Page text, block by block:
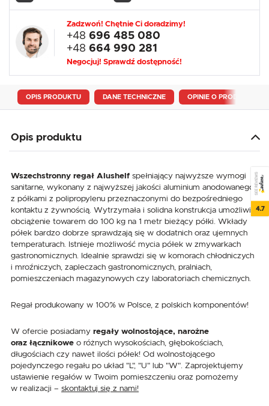
Zadzwoń! Chętnie Ci doradzimy!
+48 696 485 080
+48 664 990 281
Negocjuj! Sprawdź dostępność!
OPIS PRODUKTU DANE TECHNICZNE OPINIE O PRODUKCIE
Opis produktu
Wszechstronny regał Alushelf spełniający najwyższe wymogi
sanitarne, wykonany z najwyższej jakości aluminium anodowanego,
z półkami z polipropylenu przeznaczonymi do bezpośredniego
kontaktu z żywnością. Wytrzymała i solidna konstrukcja umożliwia
obciążenie towarem do 100 kg na 1 metr bieżący półki. Wkłady
półek bardzo dobrze sprawdzają się w dodatnich oraz ujemnych
temperaturach. Istnieje możliwość mycia półek w zmywarkach
gastronomicznych. Idealnie sprawdzi się w komorach chłodniczych
i mroźniczych, zapleczach gastronomicznych, pralniach,
pomieszczeniach magazynowych czy laboratoriach chemicznych.
Regał produkowany w 100% w Polsce, z polskich komponentów!
W ofercie posiadamy regały wolnostojące, narożne
oraz łącznikowe o różnych wysokościach, głębokościach,
długościach czy nawet ilości półek! Od wolnostojącego
pojedynczego regału po układ "L", "U" lub "W". Zaprojektujemy
ustawienie regałów w Twoim pomieszczeniu oraz pomożemy
w realizacji – skontaktuj się z nami!
SEE REVIEWS
4.7